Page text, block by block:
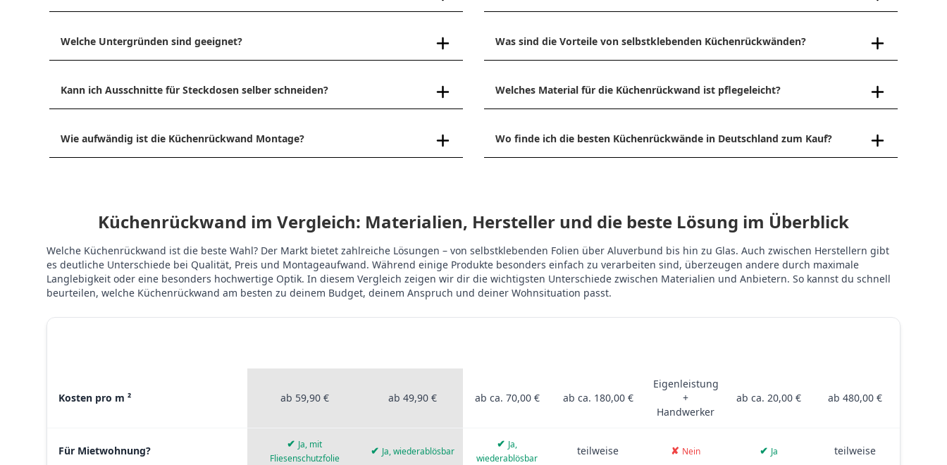
Welche Untergründen sind geeignet?
Kann ich Ausschnitte für Steckdosen selber schneiden?
Wie aufwändig ist die Küchenrückwand Montage?
Was sind die Vorteile von selbstklebenden Küchenrückwänden?
Welches Material für die Küchenrückwand ist pflegeleicht?
Wo finde ich die besten Küchenrückwände in Deutschland zum Kauf?
Küchenrückwand im Vergleich: Materialien, Hersteller und die beste Lösung im Überblick
Welche Küchenrückwand ist die beste Wahl? Der Markt bietet zahlreiche Lösungen – von selbstklebenden Folien über Aluverbund bis hin zu Glas. Auch zwischen Herstellern gibt
es deutliche Unterschiede bei Qualität, Preis und Montageaufwand. Während einige Produkte besonders einfach zu verarbeiten sind, überzeugen andere durch maximale
Langlebigkeit oder eine besonders hochwertige Optik. In diesem Vergleich zeigen wir dir die wichtigsten Unterschiede zwischen Materialien und Anbietern. So kannst du schnell
beurteilen, welche Küchenrückwand am besten zu deinem Budget, deinem Anspruch und deiner Wohnsituation passt.
Kosten pro m ² ab 59,90 € ab 49,90 € ab ca. 70,00 € ab ca. 180,00 €
Eigenleistung
+
Handwerker
ab ca. 20,00 € ab 480,00 €
Für Mietwohnung?
✔ Ja, mit
Fliesenschutzfolie
✔ Ja, wiederablösbar
✔ Ja,
wiederablösbar
teilweise ✘ Nein ✔ Ja teilweise